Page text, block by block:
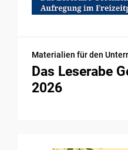
Materialien für den
Das Leserabe
2026